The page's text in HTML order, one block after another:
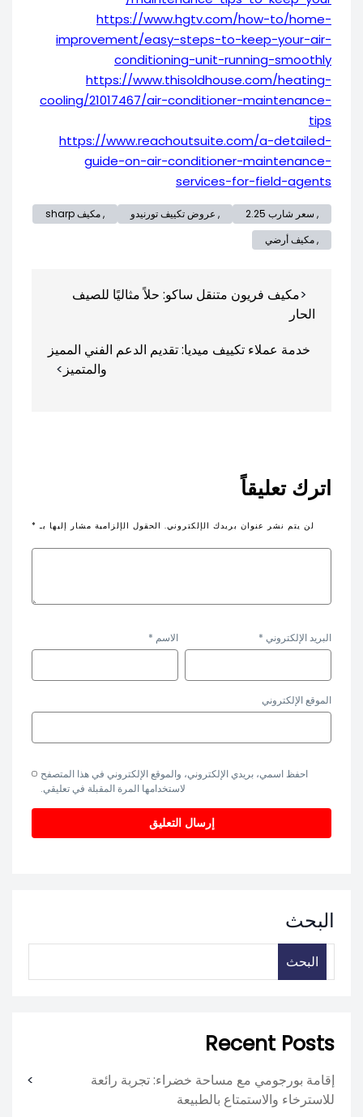
https://www.hgtv.com/how-to/home-
improvement/easy-steps-to-keep-your-air-
conditioning-unit-running-smoothly
https://www.thisoldhouse.com/heating-
cooling/21017467/air-conditioner-maintenance-
tips
https://www.reachoutsuite.com/a-detailed-
guide-on-air-conditioner-maintenance-
services-for-field-agents
, سعر شارب 2.25 , عروض تكييف تورنيدو
, مكيف sharp
, مكيف أرضي
المقالاتمكيف فريون متنقل ساكو: حلاً مثاليًا للصيف
الحار
خدمة عملاء تكييف ميديا: تقديم الدعم الفني المميز
والمتميز
اترك تعليقاً
لن يتم نشر عنوان بريدك الإلكتروني. الحقول الإلزامية مشار إليها بـ *
الاسم * البريد الإلكتروني *
الموقع الإلكتروني
احفظ اسمي، بريدي الإلكتروني، والموقع الإلكتروني في هذا المتصفح
لاستخدامها المرة المقبلة في تعليقي.
البحث
البحث
Recent Posts
إقامة بورجومي مع مساحة خضراء: تجربة رائعة
للاسترخاء والاستمتاع بالطبيعة